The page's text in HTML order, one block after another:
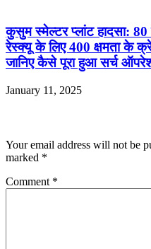
कुसुम स्मेल्टर प्लांट हादसा:
रेस्क्यू के लिए 400 क्षमता के
जानिए कैसे पूरा हुआ सर्च
January 11, 2025
Your email address will not be
marked *
Comment *